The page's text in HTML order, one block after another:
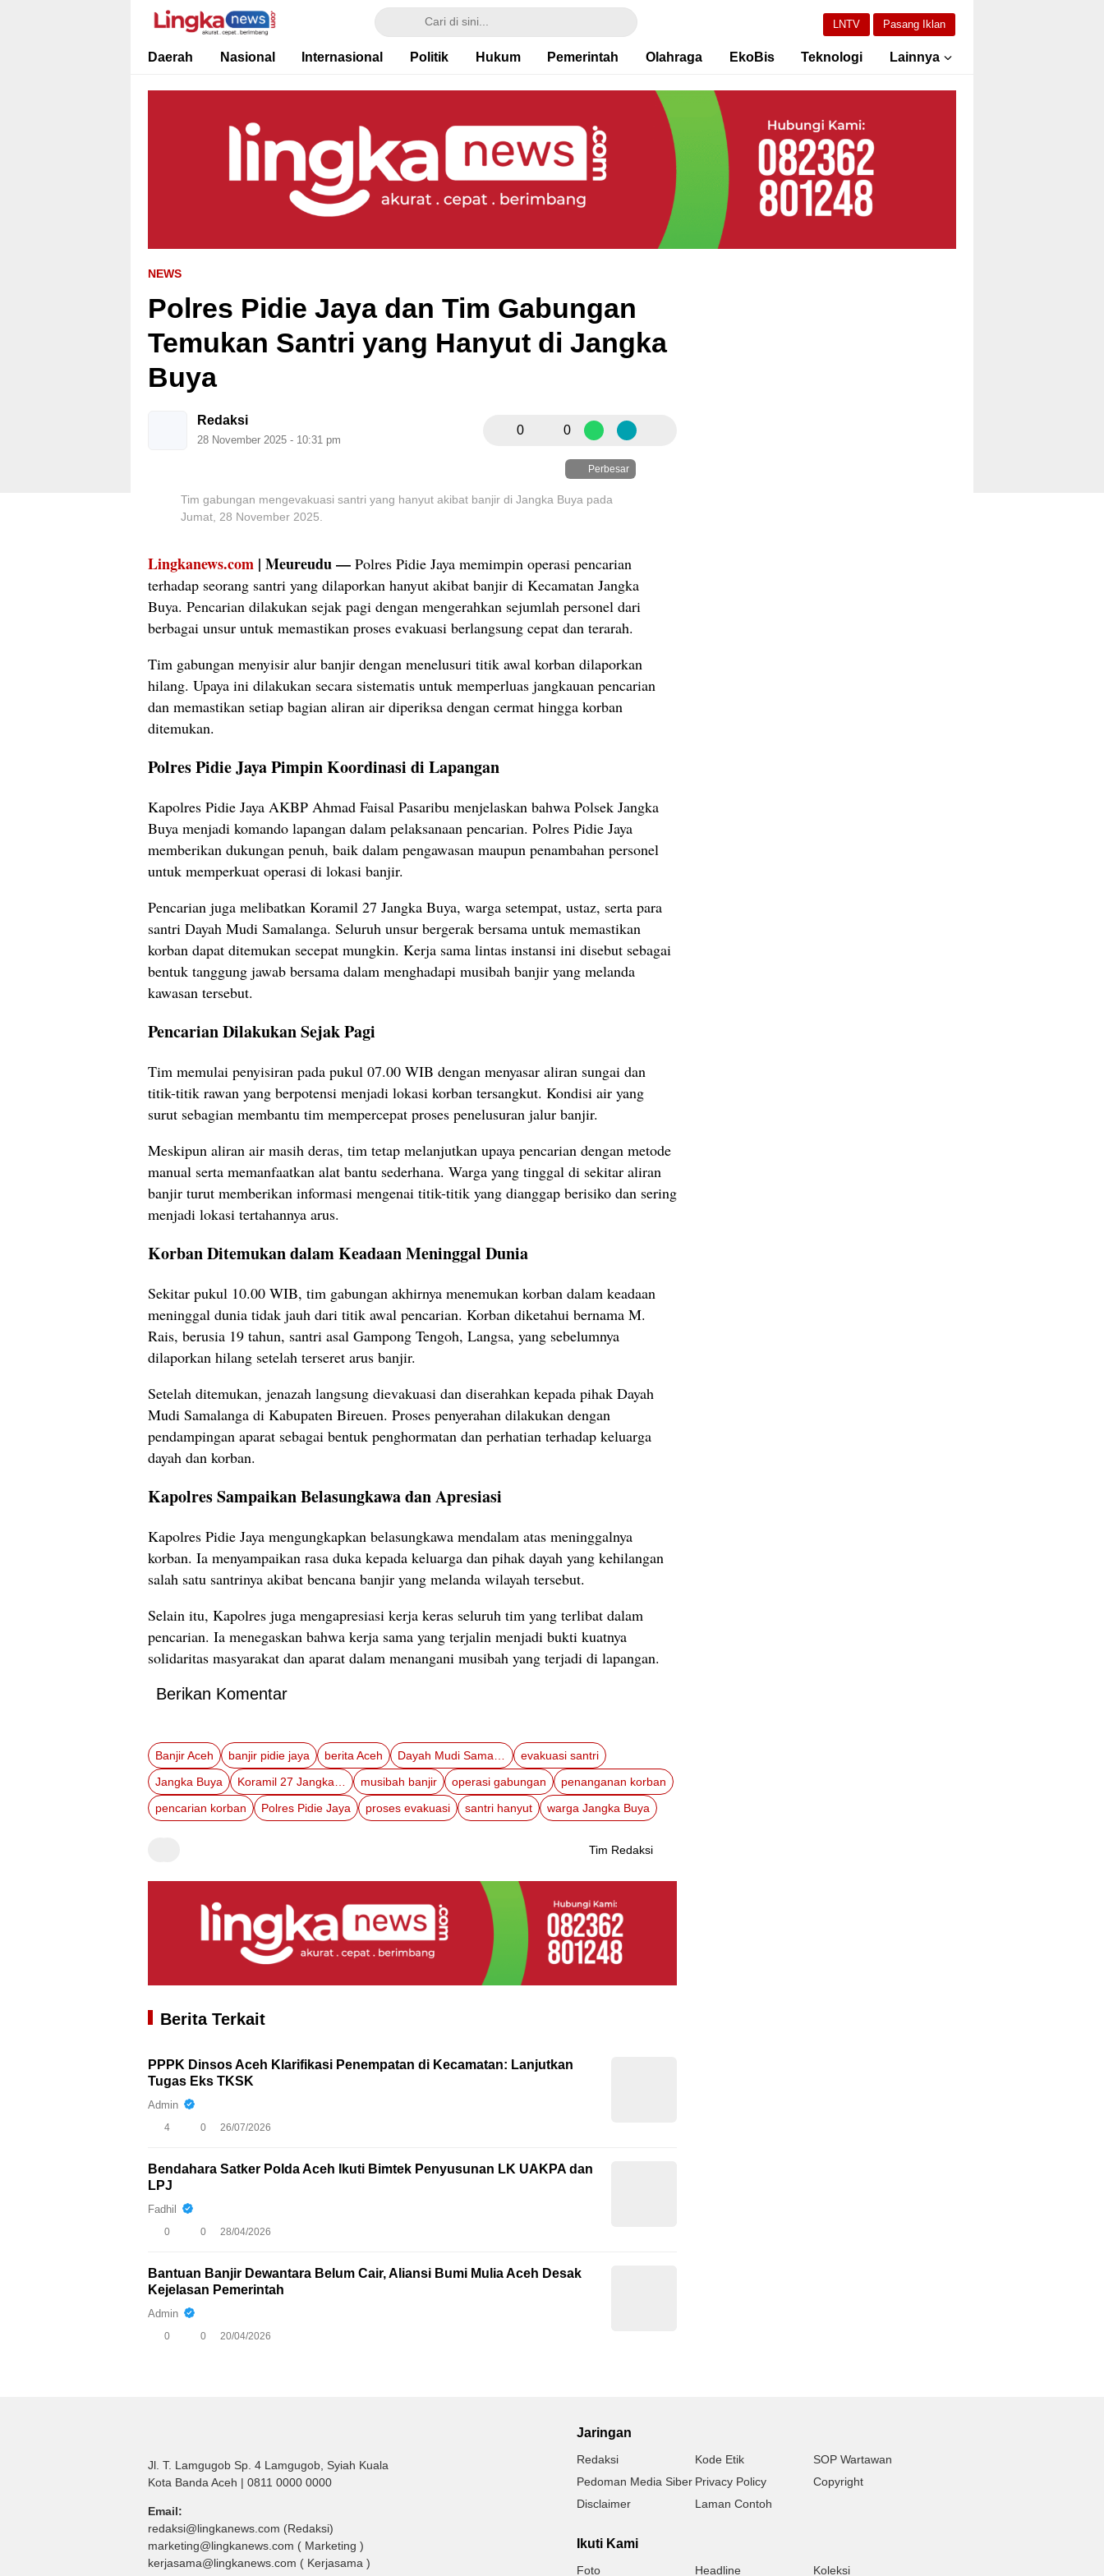
Lingkanews
Akurat. Cepat & Berimbang
LNTV Pasang Iklan
Daerah Nasional Internasional Politik Hukum Pemerintah Olahraga EkoBis Teknologi Lainnya
NEWS
Polres Pidie Jaya dan Tim Gabungan
Temukan Santri yang Hanyut di Jangka
Buya
Redaksi
28 November 2025 - 10:31 pm
0 0
Perbesar
Tim gabungan mengevakuasi santri yang hanyut akibat banjir di Jangka Buya pada
Jumat, 28 November 2025.
Lingkanews.com | Meureudu — Polres Pidie Jaya memimpin operasi pencarian
terhadap seorang santri yang dilaporkan hanyut akibat banjir di Kecamatan Jangka
Buya. Pencarian dilakukan sejak pagi dengan mengerahkan sejumlah personel dari
berbagai unsur untuk memastikan proses evakuasi berlangsung cepat dan terarah.
Tim gabungan menyisir alur banjir dengan menelusuri titik awal korban dilaporkan
hilang. Upaya ini dilakukan secara sistematis untuk memperluas jangkauan pencarian
dan memastikan setiap bagian aliran air diperiksa dengan cermat hingga korban
ditemukan.
Polres Pidie Jaya Pimpin Koordinasi di Lapangan
Kapolres Pidie Jaya AKBP Ahmad Faisal Pasaribu menjelaskan bahwa Polsek Jangka
Buya menjadi komando lapangan dalam pelaksanaan pencarian. Polres Pidie Jaya
memberikan dukungan penuh, baik dalam pengawasan maupun penambahan personel
untuk memperkuat operasi di lokasi banjir.
Pencarian juga melibatkan Koramil 27 Jangka Buya, warga setempat, ustaz, serta para
santri Dayah Mudi Samalanga. Seluruh unsur bergerak bersama untuk memastikan
korban dapat ditemukan secepat mungkin. Kerja sama lintas instansi ini disebut sebagai
bentuk tanggung jawab bersama dalam menghadapi musibah banjir yang melanda
kawasan tersebut.
Pencarian Dilakukan Sejak Pagi
Tim memulai penyisiran pada pukul 07.00 WIB dengan menyasar aliran sungai dan
titik-titik rawan yang berpotensi menjadi lokasi korban tersangkut. Kondisi air yang
surut sebagian membantu tim mempercepat proses penelusuran jalur banjir.
Meskipun aliran air masih deras, tim tetap melanjutkan upaya pencarian dengan metode
manual serta memanfaatkan alat bantu sederhana. Warga yang tinggal di sekitar aliran
banjir turut memberikan informasi mengenai titik-titik yang dianggap berisiko dan sering
menjadi lokasi tertahannya arus.
Korban Ditemukan dalam Keadaan Meninggal Dunia
Sekitar pukul 10.00 WIB, tim gabungan akhirnya menemukan korban dalam keadaan
meninggal dunia tidak jauh dari titik awal pencarian. Korban diketahui bernama M.
Rais, berusia 19 tahun, santri asal Gampong Tengoh, Langsa, yang sebelumnya
dilaporkan hilang setelah terseret arus banjir.
Setelah ditemukan, jenazah langsung dievakuasi dan diserahkan kepada pihak Dayah
Mudi Samalanga di Kabupaten Bireuen. Proses penyerahan dilakukan dengan
pendampingan aparat sebagai bentuk penghormatan dan perhatian terhadap keluarga
dayah dan korban.
Kapolres Sampaikan Belasungkawa dan Apresiasi
Kapolres Pidie Jaya mengungkapkan belasungkawa mendalam atas meninggalnya
korban. Ia menyampaikan rasa duka kepada keluarga dan pihak dayah yang kehilangan
salah satu santrinya akibat bencana banjir yang melanda wilayah tersebut.
Selain itu, Kapolres juga mengapresiasi kerja keras seluruh tim yang terlibat dalam
pencarian. Ia menegaskan bahwa kerja sama yang terjalin menjadi bukti kuatnya
solidaritas masyarakat dan aparat dalam menangani musibah yang terjadi di lapangan.
Berikan Komentar
Banjir Aceh banjir pidie jaya berita Aceh Dayah Mudi Samalanga
evakuasi santri
Jangka Buya
Koramil 27 Jangka Buya musibah banjir operasi gabungan
penanganan korban
pencarian korban
Polres Pidie Jaya proses evakuasi santri hanyut warga Jangka Buya
Tim Redaksi
Berita Terkait
PPPK Dinsos Aceh Klarifikasi Penempatan di Kecamatan: Lanjutkan
Tugas Eks TKSK
Admin
4 0 26/07/2026
Bendahara Satker Polda Aceh Ikuti Bimtek Penyusunan LK UAKPA dan
LPJ
Fadhil
0 0 28/04/2026
Bantuan Banjir Dewantara Belum Cair, Aliansi Bumi Mulia Aceh Desak
Kejelasan Pemerintah
Admin
0 0 20/04/2026
Jl. T. Lamgugob Sp. 4 Lamgugob, Syiah Kuala
Kota Banda Aceh | 0811 0000 0000
Email:
redaksi@lingkanews.com (Redaksi)
marketing@lingkanews.com ( Marketing )
kerjasama@lingkanews.com ( Kerjasama )
Jaringan
Redaksi Kode Etik
SOP Wartawan
Pedoman Media Siber Privacy Policy
Copyright
Disclaimer
Laman Contoh
Ikuti Kami
Foto Headline Koleksi